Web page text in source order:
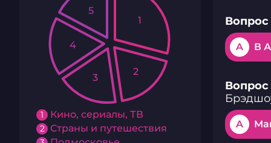
1 Кино, сериалы, ТВ
2 Страны и путешествия
1
2
3
4
5
Вопрос
A В
Вопрос
A